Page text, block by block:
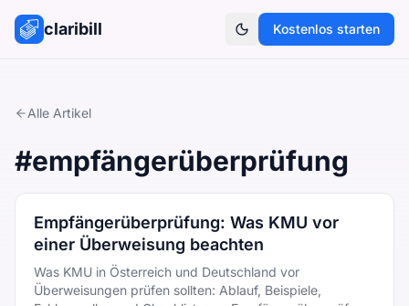
claribill Theme umschalten
Kostenlos starten
Alle Artikel
#empfängerüberprüfung
Empfängerüberprüfung: Was KMU vor
einer Überweisung beachten
Was KMU in Österreich und Deutschland vor
Überweisungen prüfen sollten: Ablauf, Beispiele,